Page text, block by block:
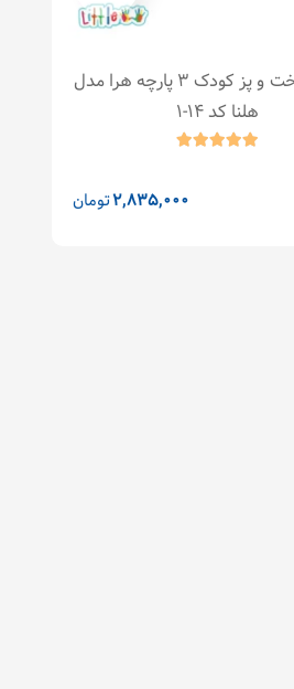
سرویس پخت و پز کودک ۳ پارچه هرا مدل
هلنا کد ۱۴-۱
تومان2,835,000